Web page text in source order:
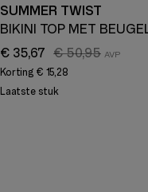
SUMMER TWIST
BIKINI TOP MET
€ 35,67
€ 50,95
Korting € 15,28
Laatste stuk